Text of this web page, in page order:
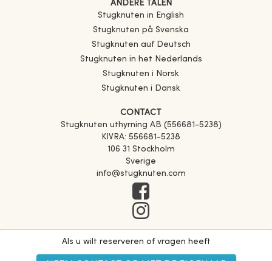
Als u wilt reserveren of vragen heeft
ANDERE TALEN
Stugknuten in English
Stugknuten på Svenska
Stugknuten auf Deutsch
Stugknuten in het Nederlands
Stugknuten i Norsk
Stugknuten i Dansk
CONTACT
Stugknuten uthyrning AB (556681-5238)
KIVRA: 556681-5238
106 31 Stockholm
Sverige
info@stugknuten.com